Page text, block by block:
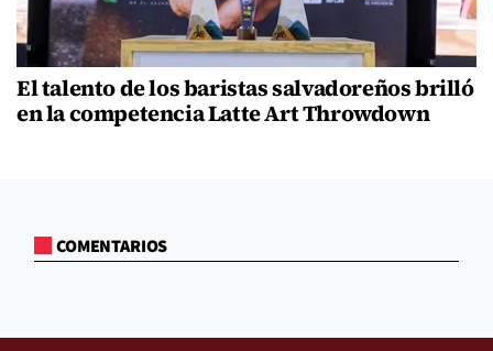
El talento de los baristas salvadoreños brilló
en la competencia Latte Art Throwdown
COMENTARIOS